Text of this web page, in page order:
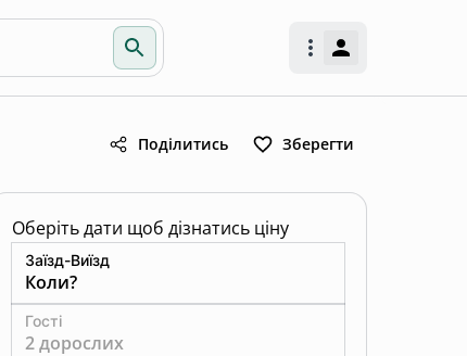
Поділитись Зберегти
Оберіть дати щоб дізнатись ціну
Заїзд-Виїзд
Коли?
Гості
2 дорослих